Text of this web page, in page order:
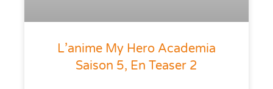
L’anime My Hero Academia
Saison 5, En Teaser 2